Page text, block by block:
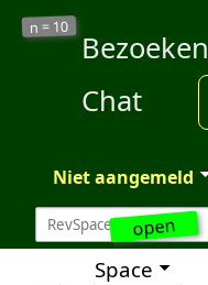
open
n = 10
Bezoeken
Chat
Niet aangemeld
Space